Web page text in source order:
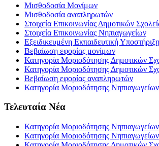
Μισθοδοσία Μονίμων
Μισθοδοσία αναπληρωτών
Στοιχεία Επικοινωνίας Δημοτικών
Στοιχεία Επικοινωνίας Νηπιαγωγείων
Εξειδικευμένη Εκπαιδευτική
Βεβαίωση εφορίας μονίμων
Κατηγορία Μοριοδότησης Δημοτικών
Κατηγορία Μοριοδότησης Δημοτικών
Βεβαίωση εφορίας αναπληρωτών
Κατηγορία Μοριοδότησης
Τελευταία Νέα
Κατηγορία Μοριοδότησης
Κατηγορία Μοριοδότησης